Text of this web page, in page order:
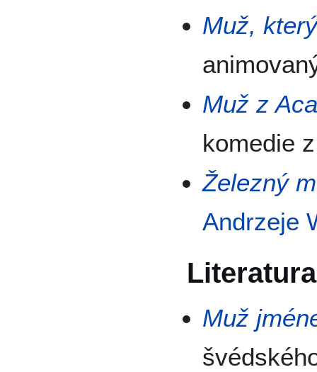
Muž,
Muž z
komedie
Železný
Andrzeje
Literatura
Muž